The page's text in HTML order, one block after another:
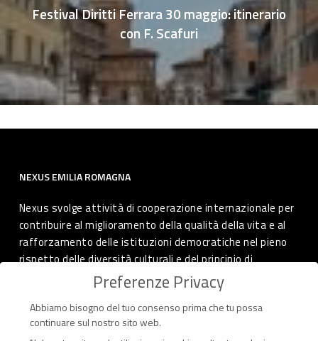
Festival Diritti Ferrara 30 maggio: itinerario
con F. Scafuri
NEXUS EMILIA ROMAGNA
Nexus svolge attività di cooperazione internazionale per
contribuire al miglioramento della qualità della vita e al
rafforzamento delle istituzioni democratiche nel pieno
rispetto delle diversità culturali e del principio di
autodeterminazione dei popoli.
Preferenze Privacy
Abbiamo bisogno del tuo consenso prima che tu possa
continuare sul nostro sito web.